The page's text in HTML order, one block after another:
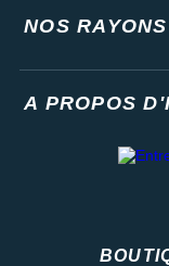
NOS RAYONS
A PROPOS